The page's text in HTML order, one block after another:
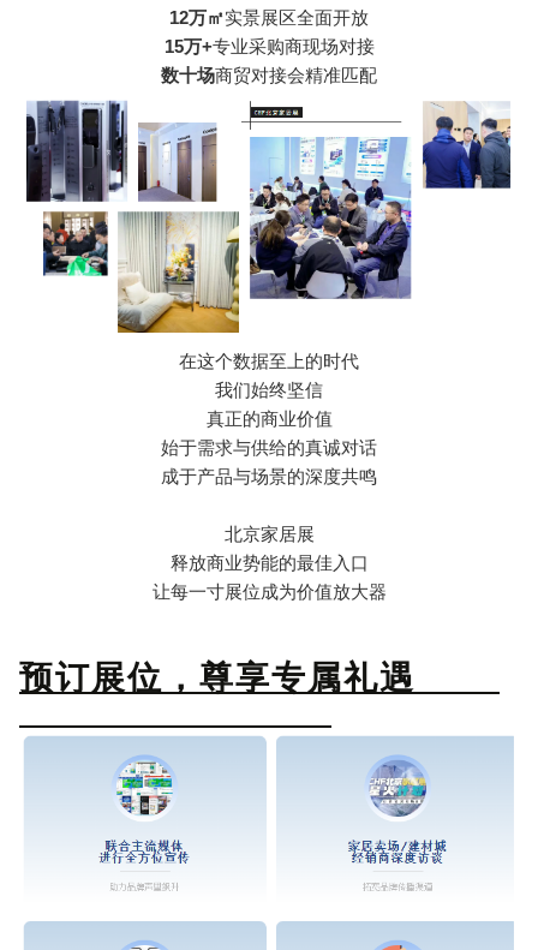
12万㎡实景展区全面开放
15万+专业采购商现场对接
数十场商贸对接会精准匹配
在这个数据至上的时代
我们始终坚信
真正的商业价值
始于需求与供给的真诚对话
成于产品与场景的深度共鸣
北京家居展
释放商业势能的最佳入口
让每一寸展位成为价值放大器
预订展位，尊享专属礼遇